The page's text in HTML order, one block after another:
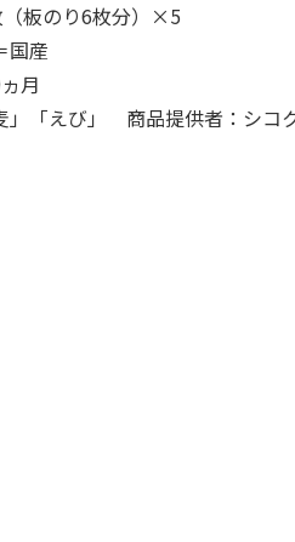
板のり6枚分）×5
国産
月
「えび」 商品提供者：シコ